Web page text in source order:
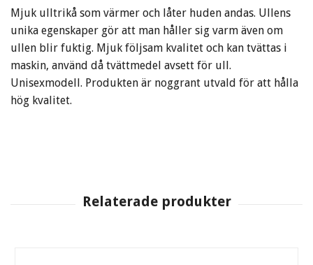
Mjuk ulltrikå som värmer och låter huden andas. Ullens
unika egenskaper gör att man håller sig varm även om
ullen blir fuktig. Mjuk följsam kvalitet och kan tvättas i
maskin, använd då tvättmedel avsett för ull.
Unisexmodell. Produkten är noggrant utvald för att hålla
hög kvalitet.